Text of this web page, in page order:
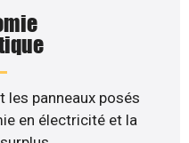
les panneaux posés
en électricité et la